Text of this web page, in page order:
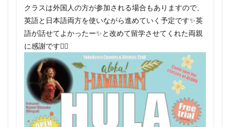
クラスは外国人の方が参加される場合もありますので、
英語と日本語両方を使いながら進めていく予定です✨英
語が話せてよかったー✨と改めて留学させてくれた両親
に感謝です🙇‍♀️